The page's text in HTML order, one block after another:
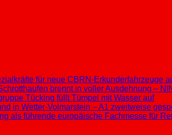
für neue CBRN-Erkunderfahrzeuge
brennt in voller Ausdehnung –
Tücking füllt Tümpel mit Wasser auf
in Wetter-Volmarstein – A1 zweitweise
als führende europäische Fachmesse für